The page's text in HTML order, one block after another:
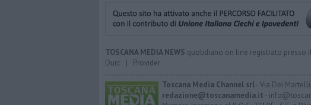
TOSCANA MEDIA NEWS quotidiano on line registrato presso
Durc | Provider
Toscana Media Channel srl- Via Dei
redazione@toscanamedia.it -